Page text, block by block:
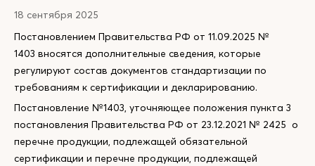
18 сентября 2025
Постановлением Правительства РФ от 11.09.2025 №
1403 вносятся дополнительные сведения, которые
регулируют состав документов стандартизации по
требованиям к сертификации и декларированию.
Постановление №1403, уточняющее положения пункта 3
постановления Правительства РФ от 23.12.2021 № 2425 о
перечне продукции, подлежащей обязательной
сертификации и перечне продукции, подлежащей